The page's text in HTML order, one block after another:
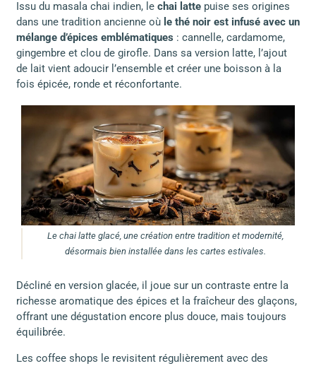
Issu du masala chai indien, le chai lattepuise ses origines
dans une tradition ancienne où le thé noir est infusé avec un
mélange d’épices emblématiques : cannelle, cardamome,
gingembre et clou de girofle. Dans sa version latte, l’ajout
de lait vient adoucir l’ensemble et créer une boisson à la
fois épicée, ronde et réconfortante.
Le chai latte glacé, une création entre tradition et modernité,
désormais bien installée dans les cartes estivales.
Décliné en version glacée, il joue sur un contraste entre la
richesse aromatique des épices et la fraîcheur des glaçons,
offrant une dégustation encore plus douce, mais toujours
équilibrée.
Les coffee shops le revisitent régulièrement avec des